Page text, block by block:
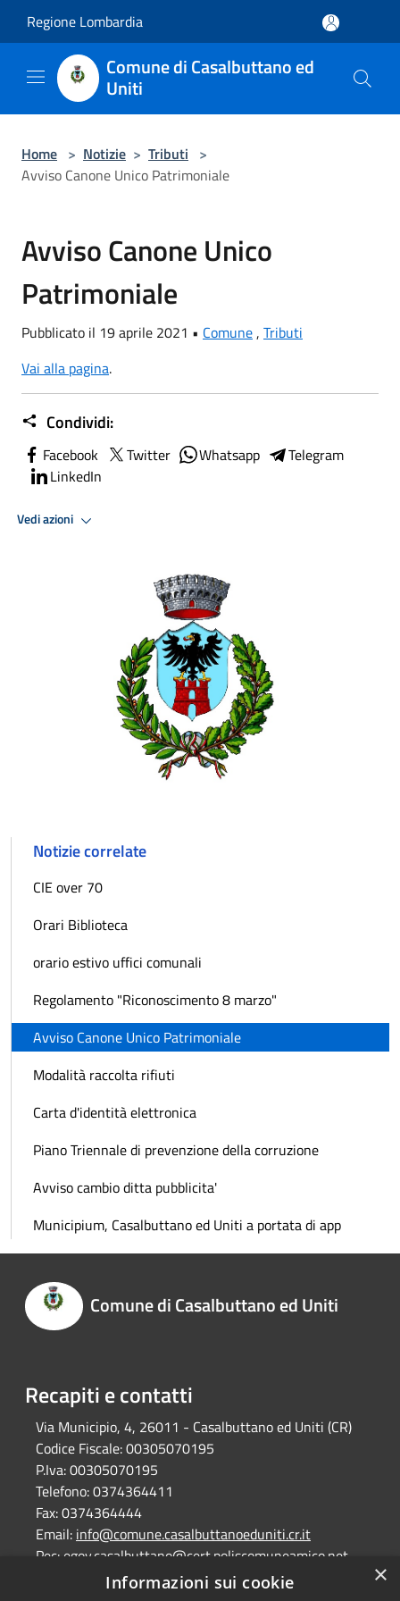
Regione Lombardia
Comune di Casalbuttano ed
Uniti
Home > Notizie > Tributi >
Avviso Canone Unico Patrimoniale
Avviso Canone Unico
Patrimoniale
Pubblicato il 19 aprile 2021 • Comune , Tributi
Vai alla pagina.
Condividi:
Facebook Twitter Whatsapp
Telegram
LinkedIn
Vedi azioni
Notizie correlate
CIE over 70
Orari Biblioteca
orario estivo uffici comunali
Regolamento "Riconoscimento 8 marzo"
Avviso Canone Unico Patrimoniale
Modalità raccolta rifiuti
Carta d'identità elettronica
Piano Triennale di prevenzione della corruzione
Avviso cambio ditta pubblicita'
Municipium, Casalbuttano ed Uniti a portata di app
Comune di Casalbuttano ed Uniti
Recapiti e contatti
Via Municipio, 4, 26011 - Casalbuttano ed Uniti (CR)
Codice Fiscale:00305070195
P.Iva:00305070195
Telefono:0374364411
Fax:0374364444
Email: info@comune.casalbuttanoeduniti.cr.it
Pec: egov.casalbuttano@cert.poliscomuneamico.net
×
Informazioni sui cookie